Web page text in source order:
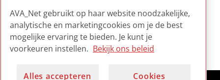
historisch filmmateriaal.
AVA_Net gebruikt op haar website noodzakelijke,
analytische en marketingcookies om je de best
mogelijke ervaring te bieden. Je kunt je
voorkeuren instellen. Bekijk ons beleid
Alles accepteren Cookies